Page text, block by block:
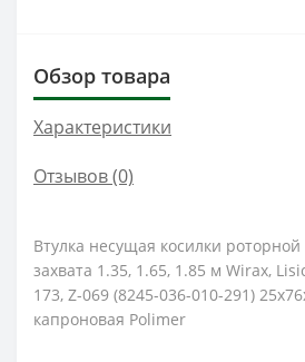
Обзор товара
Характеристики
Отзывов (0)
Втулка несущая косилки
захвата 1.35, 1.65, 1.85 м Wirax,
173, Z-069 (8245-036-010-291)
капроновая Polimer